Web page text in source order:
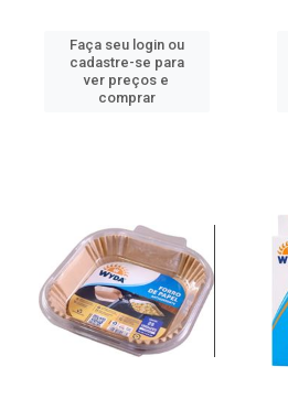
Faça seu login ou
cadastre-se para
ver preços e
comprar